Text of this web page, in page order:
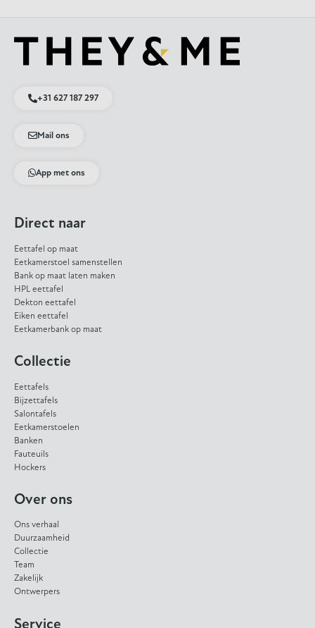
+31 627 187 297
Mail ons
App met ons
Direct naar
Eettafel op maat
Eetkamerstoel samenstellen
Bank op maat laten maken
HPL eettafel
Dekton eettafel
Eiken eettafel
Eetkamerbank op maat
Collectie
Eettafels
Bijzettafels
Salontafels
Eetkamerstoelen
Banken
Fauteuils
Hockers
Over ons
Ons verhaal
Duurzaamheid
Collectie
Team
Zakelijk
Ontwerpers
Service